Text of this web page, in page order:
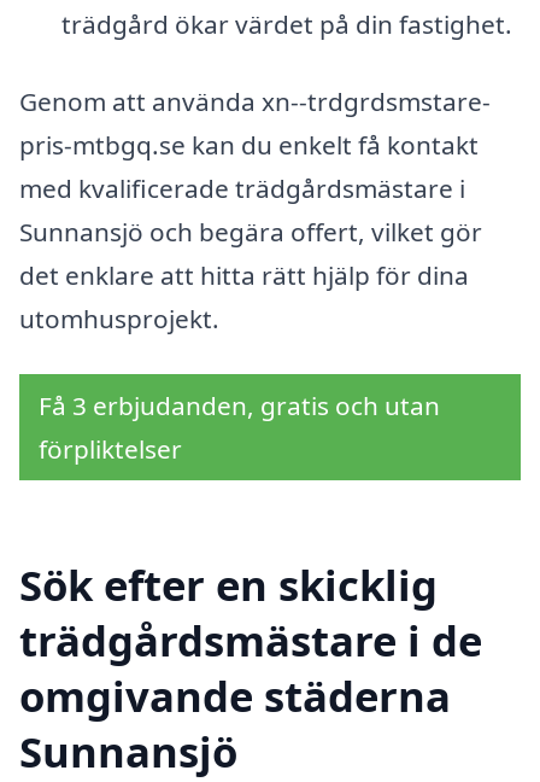
trädgård ökar värdet på din fastighet.
Genom att använda xn--trdgrdsmstare-
pris-mtbgq.se kan du enkelt få kontakt
med kvalificerade trädgårdsmästare i
Sunnansjö och begära offert, vilket gör
det enklare att hitta rätt hjälp för dina
utomhusprojekt.
Få 3 erbjudanden, gratis och utan
förpliktelser
Sök efter en skicklig
trädgårdsmästare i de
omgivande städerna
Sunnansjö